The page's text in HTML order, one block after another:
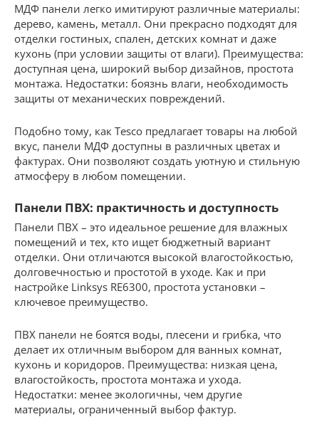
МДФ панели легко имитируют различные материалы:
дерево, камень, металл. Они прекрасно подходят для
отделки гостиных, спален, детских комнат и даже
кухонь (при условии защиты от влаги). Преимущества:
доступная цена, широкий выбор дизайнов, простота
монтажа. Недостатки: боязнь влаги, необходимость
защиты от механических повреждений.
Подобно тому, как Tesco предлагает товары на любой
вкус, панели МДФ доступны в различных цветах и
фактурах. Они позволяют создать уютную и стильную
атмосферу в любом помещении.
Панели ПВХ: практичность и доступность
Панели ПВХ – это идеальное решение для влажных
помещений и тех, кто ищет бюджетный вариант
отделки. Они отличаются высокой влагостойкостью,
долговечностью и простотой в уходе. Как и при
настройке Linksys RE6300, простота установки –
ключевое преимущество.
ПВХ панели не боятся воды, плесени и грибка, что
делает их отличным выбором для ванных комнат,
кухонь и коридоров. Преимущества: низкая цена,
влагостойкость, простота монтажа и ухода.
Недостатки: менее экологичны, чем другие
материалы, ограниченный выбор фактур.